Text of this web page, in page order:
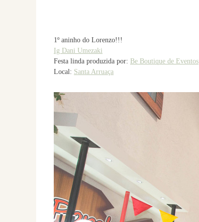
1º aninho do Lorenzo!!!
Ig Dani Umezaki
Festa linda produzida por: Be Boutique de Eventos
Local: Santa Arruaça